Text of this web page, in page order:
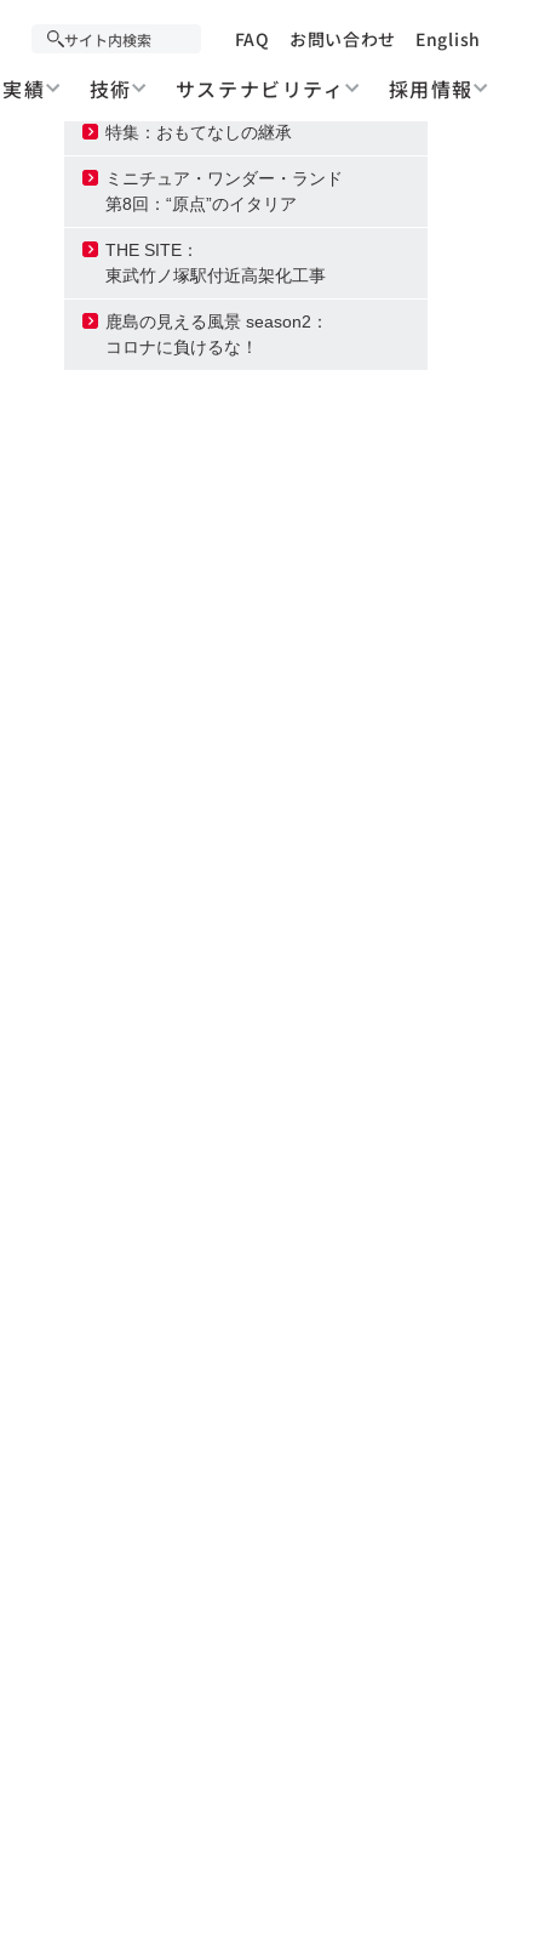
FAQ お問い合わせ English
実績 技術 サステナビリティ 採用情報
Contents August 2020
Cover Photo: 今月の写真
特集：おもてなしの継承
ミニチュア・ワンダー・ランド
第8回：“原点”のイタリア
THE SITE：
東武竹ノ塚駅付近高架化工事
鹿島の見える風景 season2：
コロナに負けるな！